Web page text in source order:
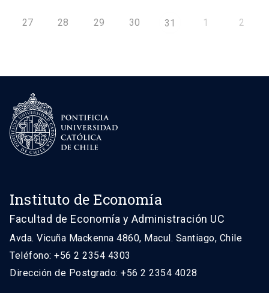
27 28 29 30 31 1 2
Instituto de Economía
Facultad de Economía y Administración UC
Avda. Vicuña Mackenna 4860, Macul. Santiago, Chile
Teléfono: +56 2 2354 4303
Dirección de Postgrado: +56 2 2354 4028